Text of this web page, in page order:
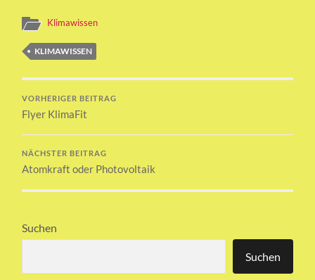
Klimawissen
KLIMAWISSEN
VORHERIGER BEITRAG
Flyer KlimaFit
NÄCHSTER BEITRAG
Atomkraft oder Photovoltaik
Suchen
Suchen